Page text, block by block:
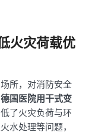
火灾荷载优
所，对消防安全
德国医院用干式变
了火灾负荷与环
水处理等问题，